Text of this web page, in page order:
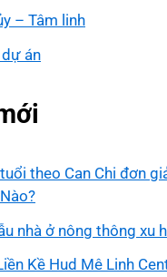
– Tâm linh
án
theo Can Chi đơn
nhà ở nông thông xu
Kề Hud Mê Linh